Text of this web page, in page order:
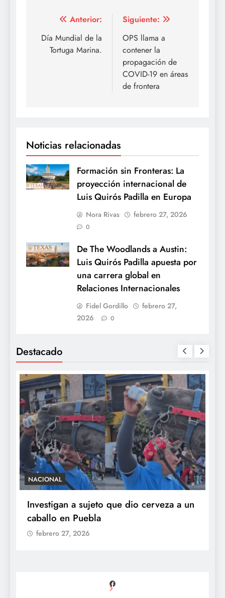
Navegación
de
entradas
Anterior:
Día Mundial de la
Tortuga Marina.
Siguiente:
OPS llama a
contener la
propagación de
COVID-19 en áreas
de frontera
Noticias relacionadas
Formación sin Fronteras: La
proyección internacional de
Luis Quirós Padilla en Europa
Nora Rivas febrero 27, 2026
0
De The Woodlands a Austin:
Luis Quirós Padilla apuesta por
una carrera global en
Relaciones Internacionales
Fidel Gordillo
febrero 27,
2026
0
Destacado
NACIONAL
Investigan a sujeto que dio cerveza a un
caballo en Puebla
febrero 27, 2026